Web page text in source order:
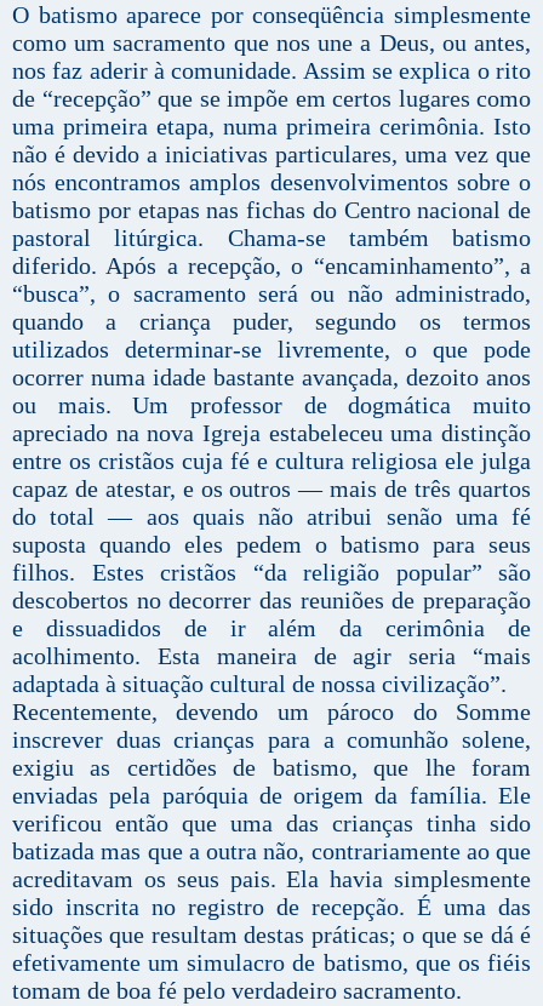
O batismo aparece por conseqüência simplesmente
como um sacramento que nos une a Deus, ou antes,
nos faz aderir à comunidade. Assim se explica o rito
de “recepção” que se impõe em certos lugares como
uma primeira etapa, numa primeira cerimônia. Isto
não é devido a iniciativas particulares, uma vez que
nós encontramos amplos desenvolvimentos sobre o
batismo por etapas nas fichas do Centro nacional de
pastoral litúrgica. Chama-se também batismo
diferido. Após a recepção, o “encaminhamento”, a
“busca”, o sacramento será ou não administrado,
quando a criança puder, segundo os termos
utilizados determinar-se livremente, o que pode
ocorrer numa idade bastante avançada, dezoito anos
ou mais. Um professor de dogmática muito
apreciado na nova Igreja estabeleceu uma distinção
entre os cristãos cuja fé e cultura religiosa ele julga
capaz de atestar, e os outros — mais de três quartos
do total — aos quais não atribui senão uma fé
suposta quando eles pedem o batismo para seus
filhos. Estes cristãos “da religião popular” são
descobertos no decorrer das reuniões de preparação
e dissuadidos de ir além da cerimônia de
acolhimento. Esta maneira de agir seria “mais
adaptada à situação cultural de nossa civilização”.
Recentemente, devendo um pároco do Somme
inscrever duas crianças para a comunhão solene,
exigiu as certidões de batismo, que lhe foram
enviadas pela paróquia de origem da família. Ele
verificou então que uma das crianças tinha sido
batizada mas que a outra não, contrariamente ao que
acreditavam os seus pais. Ela havia simplesmente
sido inscrita no registro de recepção. É uma das
situações que resultam destas práticas; o que se dá é
efetivamente um simulacro de batismo, que os fiéis
tomam de boa fé pelo verdadeiro sacramento.